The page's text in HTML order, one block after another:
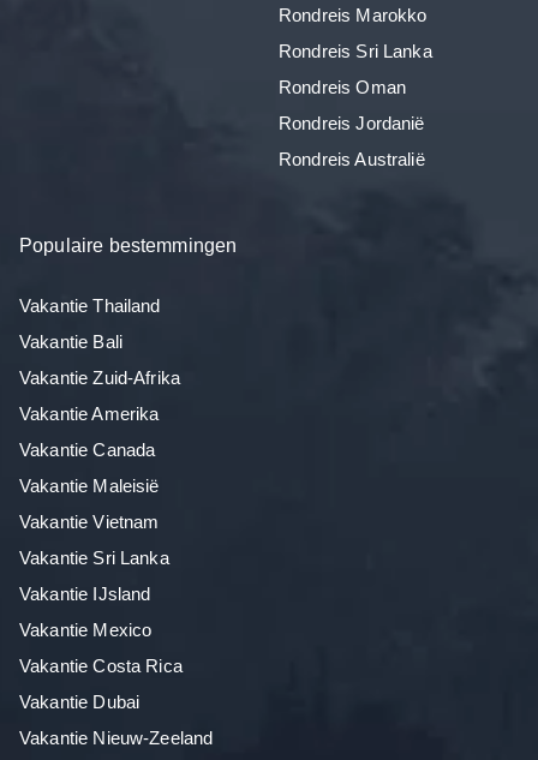
Rondreis Marokko
Rondreis Sri Lanka
Rondreis Oman
Rondreis Jordanië
Rondreis Australië
Populaire bestemmingen
Vakantie Thailand
Vakantie Bali
Vakantie Zuid-Afrika
Vakantie Amerika
Vakantie Canada
Vakantie Maleisië
Vakantie Vietnam
Vakantie Sri Lanka
Vakantie IJsland
Vakantie Mexico
Vakantie Costa Rica
Vakantie Dubai
Vakantie Nieuw-Zeeland